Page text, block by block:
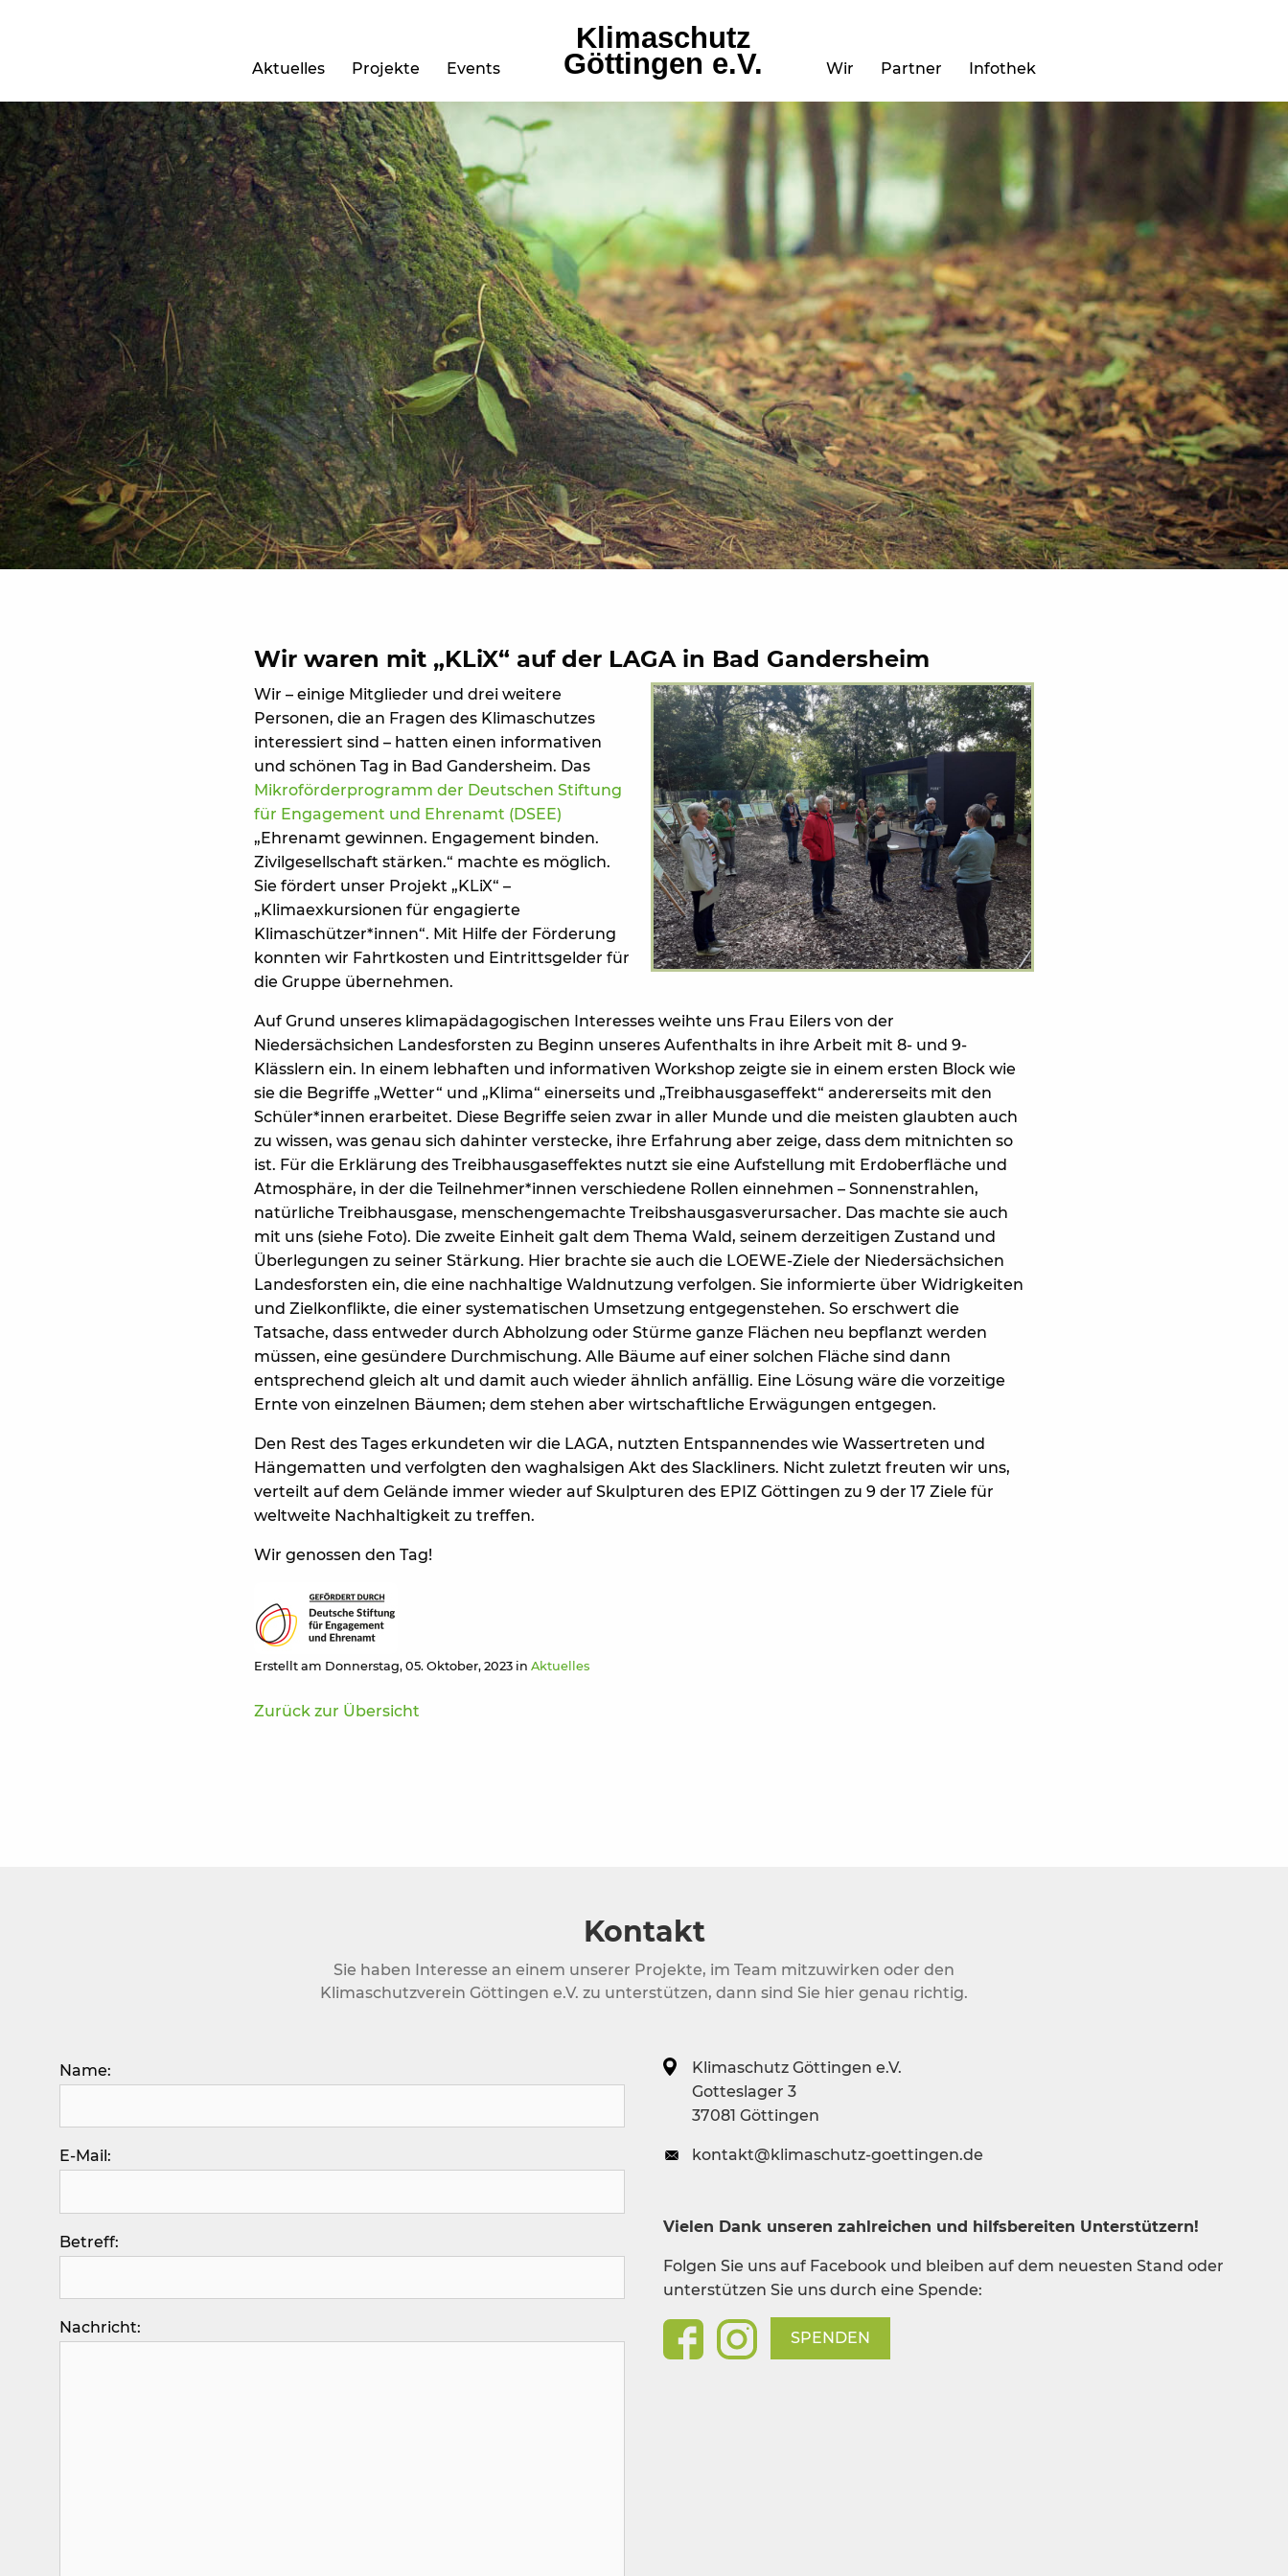
Aktuelles Projekte Events
Klimaschutz
Göttingen e.V. Wir Partner Infothek
Wir waren mit „KLiX“ auf der LAGA in Bad Gandersheim
Wir – einige Mitglieder und drei weitere
Personen, die an Fragen des Klimaschutzes
interessiert sind – hatten einen informativen
und schönen Tag in Bad Gandersheim. Das
Mikroförderprogramm der Deutschen Stiftung
für Engagement und Ehrenamt (DSEE)
„Ehrenamt gewinnen. Engagement binden.
Zivilgesellschaft stärken.“ machte es möglich.
Sie fördert unser Projekt „KLiX“ –
„Klimaexkursionen für engagierte
Klimaschützer*innen“. Mit Hilfe der Förderung
konnten wir Fahrtkosten und Eintrittsgelder für
die Gruppe übernehmen.
Auf Grund unseres klimapädagogischen Interesses weihte uns Frau Eilers von der
Niedersächsichen Landesforsten zu Beginn unseres Aufenthalts in ihre Arbeit mit 8- und 9-
Klässlern ein. In einem lebhaften und informativen Workshop zeigte sie in einem ersten Block wie
sie die Begriffe „Wetter“ und „Klima“ einerseits und „Treibhausgaseffekt“ andererseits mit den
Schüler*innen erarbeitet. Diese Begriffe seien zwar in aller Munde und die meisten glaubten auch
zu wissen, was genau sich dahinter verstecke, ihre Erfahrung aber zeige, dass dem mitnichten so
ist. Für die Erklärung des Treibhausgaseffektes nutzt sie eine Aufstellung mit Erdoberfläche und
Atmosphäre, in der die Teilnehmer*innen verschiedene Rollen einnehmen – Sonnenstrahlen,
natürliche Treibhausgase, menschengemachte Treibshausgasverursacher. Das machte sie auch
mit uns (siehe Foto). Die zweite Einheit galt dem Thema Wald, seinem derzeitigen Zustand und
Überlegungen zu seiner Stärkung. Hier brachte sie auch die LOEWE-Ziele der Niedersächsichen
Landesforsten ein, die eine nachhaltige Waldnutzung verfolgen. Sie informierte über Widrigkeiten
und Zielkonflikte, die einer systematischen Umsetzung entgegenstehen. So erschwert die
Tatsache, dass entweder durch Abholzung oder Stürme ganze Flächen neu bepflanzt werden
müssen, eine gesündere Durchmischung. Alle Bäume auf einer solchen Fläche sind dann
entsprechend gleich alt und damit auch wieder ähnlich anfällig. Eine Lösung wäre die vorzeitige
Ernte von einzelnen Bäumen; dem stehen aber wirtschaftliche Erwägungen entgegen.
Den Rest des Tages erkundeten wir die LAGA, nutzten Entspannendes wie Wassertreten und
Hängematten und verfolgten den waghalsigen Akt des Slackliners. Nicht zuletzt freuten wir uns,
verteilt auf dem Gelände immer wieder auf Skulpturen des EPIZ Göttingen zu 9 der 17 Ziele für
weltweite Nachhaltigkeit zu treffen.
Wir genossen den Tag!
Erstellt am Donnerstag, 05. Oktober, 2023 inAktuelles
Zurück zur Übersicht
Kontakt
Sie haben Interesse an einem unserer Projekte, im Team mitzuwirken oder den
Klimaschutzverein Göttingen e.V. zu unterstützen, dann sind Sie hier genau richtig.
Name:
E-Mail:
Betreff:
Nachricht:
Klimaschutz Göttingen e.V.
Gotteslager 3
37081 Göttingen
kontakt@klimaschutz-goettingen.de
Vielen Dank unseren zahlreichen und hilfsbereiten Unterstützern!
Folgen Sie uns auf Facebook und bleiben auf dem neuesten Stand oder
unterstützen Sie uns durch eine Spende:
SPENDEN